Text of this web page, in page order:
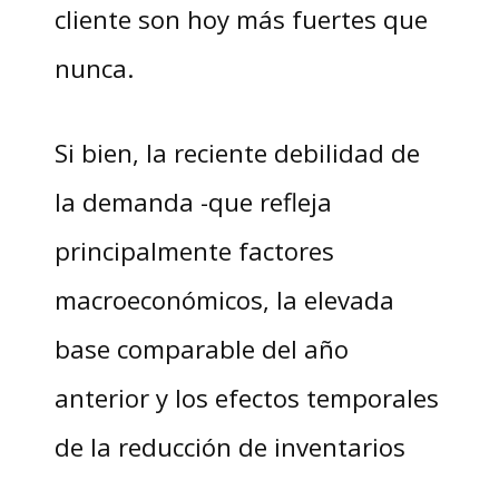
cliente son hoy más fuertes que
nunca.
Si bien, la reciente debilidad de
la demanda -que refleja
principalmente factores
macroeconómicos, la elevada
base comparable del año
anterior y los efectos temporales
de la reducción de inventarios